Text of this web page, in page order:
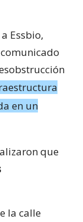
Essbio,
en un
que
la calle